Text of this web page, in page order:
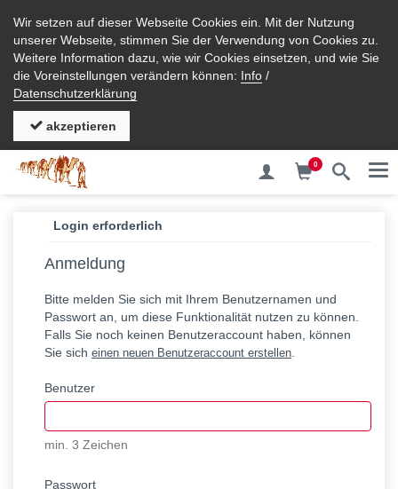
Wir setzen auf dieser Webseite Cookies ein. Mit der Nutzung
unserer Webseite, stimmen Sie der Verwendung von Cookies zu.
Weitere Information dazu, wie wir Cookies einsetzen, und wie Sie
die Voreinstellungen verändern können: Info /
Datenschutzerklärung
akzeptieren
0
Login erforderlich
Anmeldung
Bitte melden Sie sich mit Ihrem Benutzernamen und
Passwort an, um diese Funktionalität nutzen zu können.
Falls Sie noch keinen Benutzeraccount haben, können
Sie sich einen neuen Benutzeraccount erstellen
Benutzer
min. 3 Zeichen
Passwort